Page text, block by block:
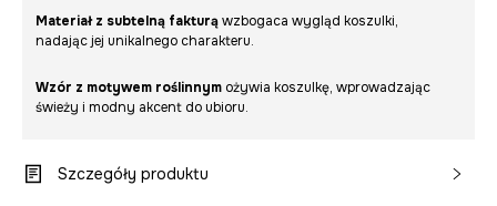
Materiał z subtelną fakturąwzbogaca wygląd koszulki,
nadając jej unikalnego charakteru.
Wzór z motywem roślinnym ożywia koszulkę, wprowadzając
świeży i modny akcent do ubioru.
Szczegóły produktu